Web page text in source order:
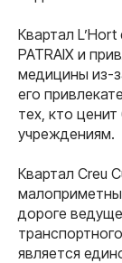
Квартал
PATRAIX и
медицины из-
его
тех, кто
учреждениям.
Квартал Creu
дороге
является